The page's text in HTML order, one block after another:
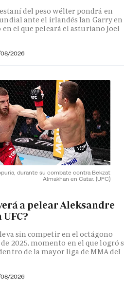
del peso wélter pondrá en
ante el irlandés Ian Garry en
en el que peleará el asturiano Joel
2026
durante su combate contra Bekzat
Almakhan en Catar. (UFC)
a pelear Aleksandre
sin competir en el octágono
2025, momento en el que logró
de la mayor liga de MMA del
2026